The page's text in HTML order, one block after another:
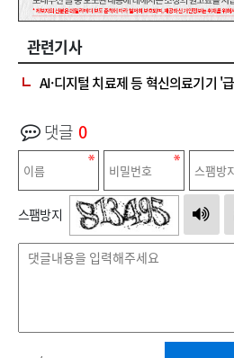
관련기사
AI·디지털 치료제 등 혁신의료기기 '
댓글 0
스팸방지